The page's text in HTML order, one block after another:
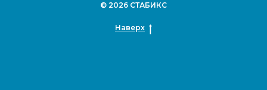
© 2026 СТАБИКС
Наверх